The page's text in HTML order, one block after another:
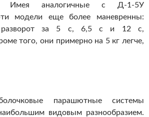
аналогичные с Д-1-5У
модели еще более маневренны:
разворот за 5 с, 6,5 с и 12 с,
того, они примерно на 5 кг легче,
парашютные системы
видовым разнообразием.